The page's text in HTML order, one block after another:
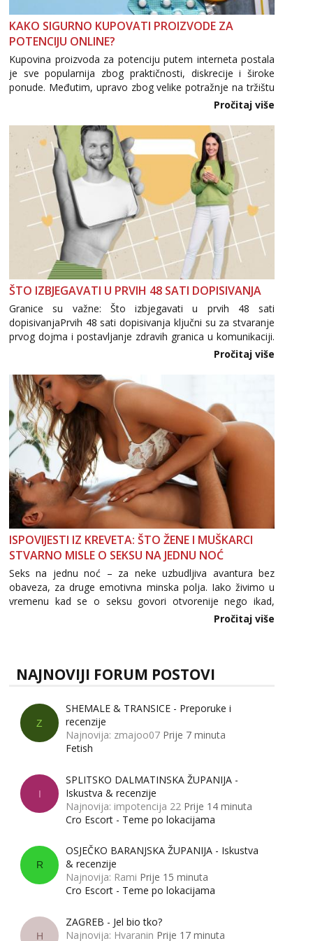
064/677-677- Kod: #69
Obavijesti me kada se oslobodi
Maja
Razgovaram :)
Tel: 064/677-677- Kod: #04
Biljana
Razgovaram :)
Tel: 064/677-677
tel:0,93€ - mob:1,12€ min
Obavijesti me kada se oslobodi
Alisa
Čekam tvoj poziv!
064/677-677
- Kod: #106
tel:0,93€ - mob:1,12€ min
Čekam tvoj poziv!
Tel:064/677-677- Kod: #135
Lili
Čekam tvoj poziv!
Tel:064/677-677- Kod: #128
tel:0,93€ - mob:1,12€ min
Zara
Čekam tvoj poziv!
Tel: 064/677-677 - Kod: #123
tel:0,93€ - mob:1,12€ min
Čekam tvoj poziv!
Tel:064/677-677 - Kod: #142
tel:0,93€ - mob:1,12€ min
KAKO SIGURNO KUPOVATI PROIZVODE ZA
POTENCIJU ONLINE?
Kupovina proizvoda za potenciju putem interneta postala
je sve popularnija zbog praktičnosti, diskrecije i široke
ponude. Međutim, upravo zbog velike potražnje na tržištu
se pojavljuju i brojni krivotvoreni proizvodi, nepouzdane
internetske trgovine te proizvodi nepoznatog podrijetla. ...
Pročitaj više
ŠTO IZBJEGAVATI U PRVIH 48 SATI DOPISIVANJA
Granice su važne: Što izbjegavati u prvih 48 sati
dopisivanjaPrvih 48 sati dopisivanja ključni su za stvaranje
prvog dojma i postavljanje zdravih granica u komunikaciji.
Važno je izbjeći prebrzo otkrivanje osobnih ili intimnih
informacija, jer nepoznata osoba još nije zaslužila to
povjerenje. Takođe...
Pročitaj više
ISPOVIJESTI IZ KREVETA: ŠTO ŽENE I MUŠKARCI
STVARNO MISLE O SEKSU NA JEDNU NOĆ
Seks na jednu noć – za neke uzbudljiva avantura bez
obaveza, za druge emotivna minska polja. Iako živimo u
vremenu kad se o seksu govori otvorenije nego ikad,
tema „jedne noći strasti“ i dalje izaziva burne rasprave. Što
Pročitaj više
NAJNOVIJI FORUM POSTOVI
Z
SHEMALE & TRANSICE - Preporuke i
recenzije
Najnovija: zmajoo07 Prije 7 minuta
Fetish
I
SPLITSKO DALMATINSKA ŽUPANIJA -
Iskustva & recenzije
Najnovija: impotencija 22 Prije 14 minuta
Cro Escort - Teme po lokacijama
R
OSJEČKO BARANJSKA ŽUPANIJA - Iskustva
& recenzije
Najnovija: Rami Prije 15 minuta
Cro Escort - Teme po lokacijama
H
ZAGREB - Jel bio tko?
Najnovija: Hvaranin Prije 17 minuta